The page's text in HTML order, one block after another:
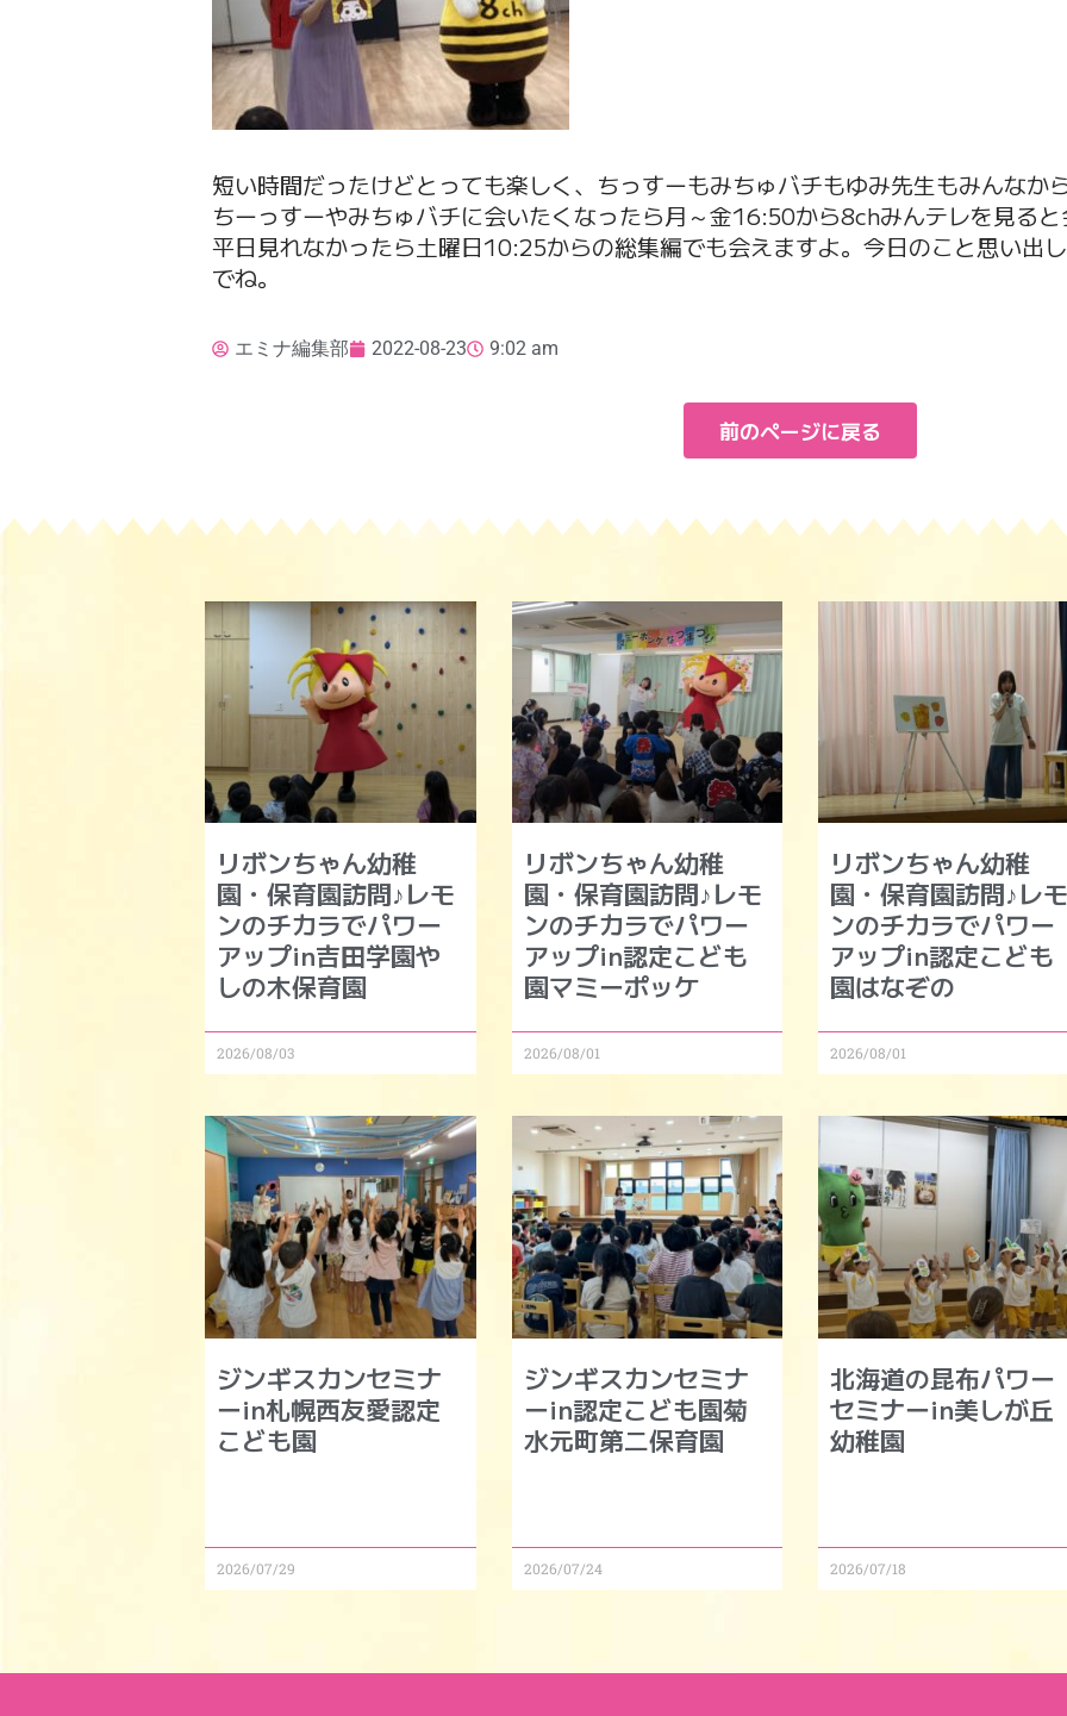
短い時間だったけどとっても楽しく、ちっすーもみちゅバチもゆみ先生もみんなか
ちーっすーやみちゅバチに会いたくなったら月～金16:50から8chみんテレを見る
平日見れなかったら土曜日10:25からの総集編でも会えますよ。今日のこと思い出
でね。
エミナ編集部 2022-08-23 9:02 am
前のページに戻る
リボンちゃん幼稚
園・保育園訪問♪レモ
ンのチカラでパワー
アップin吉田学園や
しの木保育園
2026/08/03
リボンちゃん幼稚
園・保育園訪問♪レモ
ンのチカラでパワー
アップin認定こども
園マミーポッケ
2026/08/01
リボンちゃん幼稚
園・保育園訪問♪レモ
ンのチカラでパワー
アップin認定こども
園はなぞの
2026/08/01
ジンギスカンセミナ
ーin札幌西友愛認定
こども園
2026/07/29
ジンギスカンセミナ
ーin認定こども園菊
水元町第二保育園
2026/07/24
北海道の昆布パワー
セミナーin美しが丘
幼稚園
2026/07/18